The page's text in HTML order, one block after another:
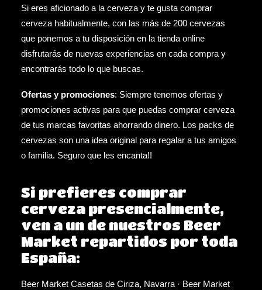
Si eres aficionado a la cerveza y te gusta comprar
cerveza habitualmente, con las más de 200 cervezas
que ponemos a tu disposición en la tienda online
disfrutarás de nuevas experiencias en cada compra y
encontrarás todo lo que buscas.
Ofertas y promociones: Siempre tenemos ofertas y
promociones activas para que puedas comprar cerveza
de tus marcas favoritas ahorrando dinero. Los packs de
cervezas son una idea original para regalar a tus amigos
o familia. Seguro que les encanta!!
Si prefieres comprar
cerveza presencialmente,
ven a un de nuestros Beer
Market repartidos por toda
España:
Beer Market Casetas de Ciriza, Navarra · Beer Market